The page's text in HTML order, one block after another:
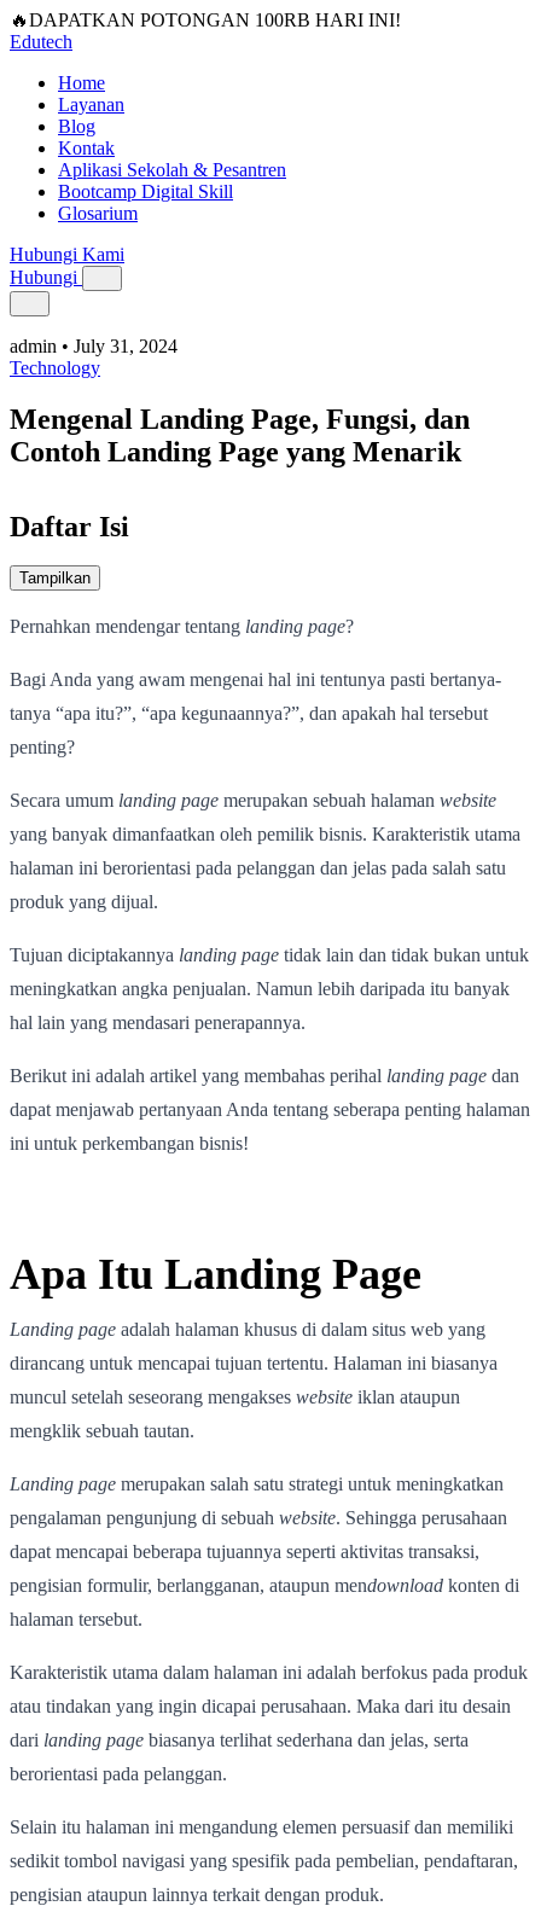
🔥DAPATKAN POTONGAN 100RB HARI INI!
Edutech
Home
Layanan
Blog
Kontak
Aplikasi Sekolah & Pesantren
Bootcamp Digital Skill
Glosarium
Hubungi Kami
Hubungi
admin • July 31, 2024
Technology
Mengenal Landing Page, Fungsi, dan
Contoh Landing Page yang Menarik
Daftar Isi
Tampilkan
Pernahkan mendengar tentang landing page?
Bagi Anda yang awam mengenai hal ini tentunya pasti bertanya-
tanya “apa itu?”, “apa kegunaannya?”, dan apakah hal tersebut
penting?
Secara umum landing page merupakan sebuah halaman website
yang banyak dimanfaatkan oleh pemilik bisnis. Karakteristik utama
halaman ini berorientasi pada pelanggan dan jelas pada salah satu
produk yang dijual.
Tujuan diciptakannya landing page tidak lain dan tidak bukan untuk
meningkatkan angka penjualan. Namun lebih daripada itu banyak
hal lain yang mendasari penerapannya.
Berikut ini adalah artikel yang membahas perihal landing page dan
dapat menjawab pertanyaan Anda tentang seberapa penting halaman
ini untuk perkembangan bisnis!
Apa Itu Landing Page
Landing page adalah halaman khusus di dalam situs web yang
dirancang untuk mencapai tujuan tertentu. Halaman ini biasanya
muncul setelah seseorang mengakses website iklan ataupun
mengklik sebuah tautan.
Landing page merupakan salah satu strategi untuk meningkatkan
pengalaman pengunjung di sebuah website. Sehingga perusahaan
dapat mencapai beberapa tujuannya seperti aktivitas transaksi,
pengisian formulir, berlangganan, ataupun mendownload konten di
halaman tersebut.
Karakteristik utama dalam halaman ini adalah berfokus pada produk
atau tindakan yang ingin dicapai perusahaan. Maka dari itu desain
dari landing page biasanya terlihat sederhana dan jelas, serta
berorientasi pada pelanggan.
Selain itu halaman ini mengandung elemen persuasif dan memiliki
sedikit tombol navigasi yang spesifik pada pembelian, pendaftaran,
pengisian ataupun lainnya terkait dengan produk.